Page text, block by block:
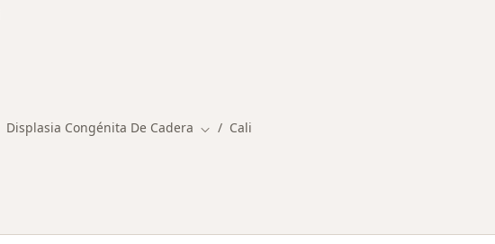
Displasia Congénita De Cadera Cambiar de ciudad
Cali